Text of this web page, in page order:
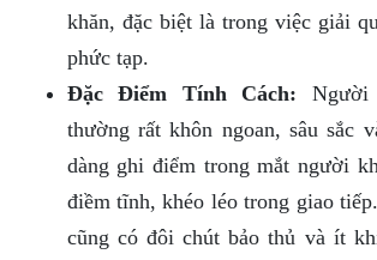
khăn, đặc biệt là trong việc giải
phức tạp.
Đặc Điểm Tính Cách:
thường rất khôn ngoan, sâu sắc
dàng ghi điểm trong mắt người
điềm tĩnh, khéo léo trong giao
cũng có đôi chút bảo thủ và ít